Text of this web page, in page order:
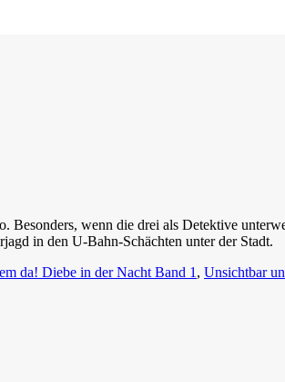
Besonders, wenn die drei als Detektive
in den U-Bahn-Schächten unter der Stadt.
da! Diebe in der Nacht Band 1 , Unsichtbar